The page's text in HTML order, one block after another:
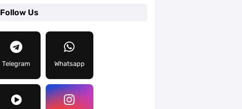
Follow Us
Telegram Whatsapp